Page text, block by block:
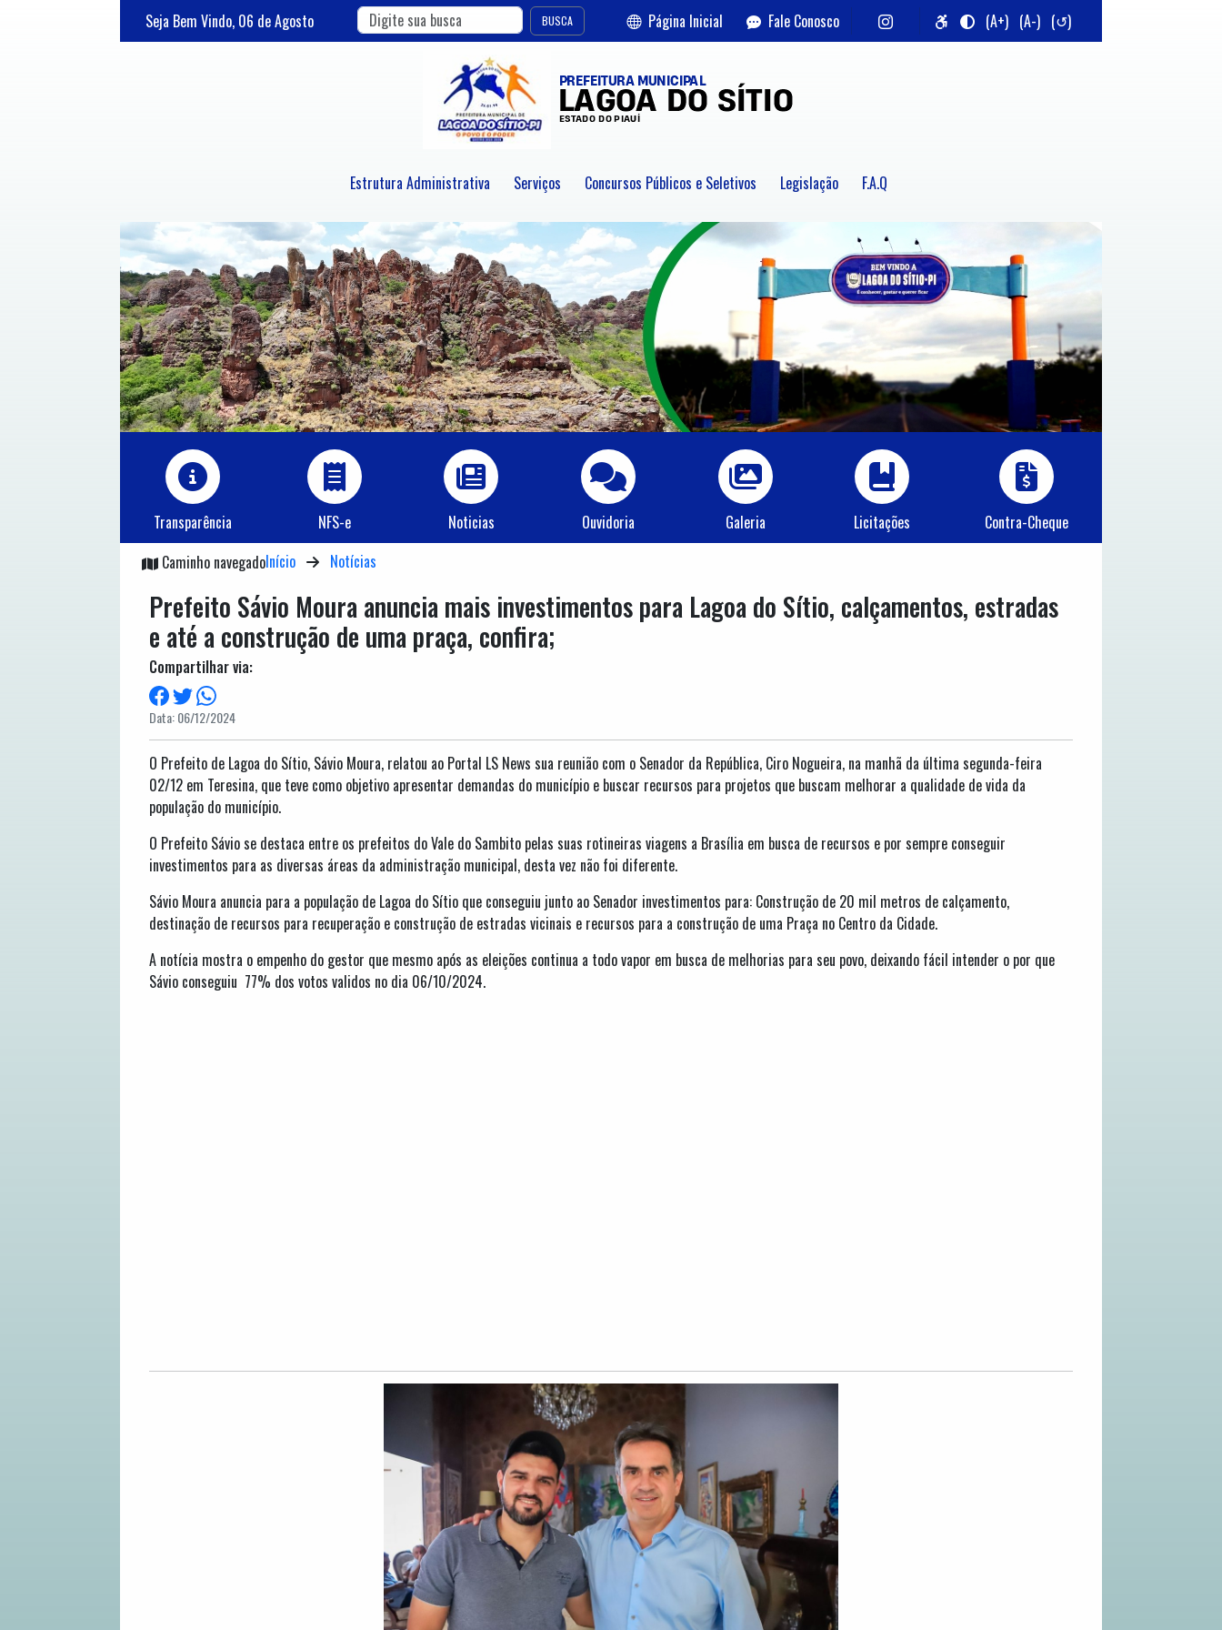
Seja Bem Vindo, 06 deAgosto BUSCA Página Inicial Fale Conosco (A+) (A-) (↺)
Estrutura Administrativa Serviços Concursos Públicos e Seletivos Legislação F.A.Q
Transparência NFS-e Noticias Ouvidoria Galeria Licitações
Contra-Cheque
Caminho navegadoInício Notícias
Prefeito Sávio Moura anuncia mais investimentos para Lagoa do Sítio, calçamentos, estradas
e até a construção de uma praça, confira;
Compartilhar via:
Data: 06/12/2024
O Prefeito de Lagoa do Sítio, Sávio Moura, relatou ao Portal LS News sua reunião com o Senador da República, Ciro Nogueira, na manhã da última segunda-feira
02/12 em Teresina, que teve como objetivo apresentar demandas do município e buscar recursos para projetos que buscam melhorar a qualidade de vida da
população do município.
O Prefeito Sávio se destaca entre os prefeitos do Vale do Sambito pelas suas rotineiras viagens a Brasília em busca de recursos e por sempre conseguir
investimentos para as diversas áreas da administração municipal, desta vez não foi diferente.
Sávio Moura anuncia para a população de Lagoa do Sítio que conseguiu junto ao Senador investimentos para: Construção de 20 mil metros de calçamento,
destinação de recursos para recuperação e construção de estradas vicinais e recursos para a construção de uma Praça no Centro da Cidade.
A notícia mostra o empenho do gestor que mesmo após as eleições continua a todo vapor em busca de melhorias para seu povo, deixando fácil intender o por que
Sávio conseguiu 77% dos votos validos no dia 06/10/2024.